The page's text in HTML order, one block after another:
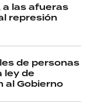
a las afueras
represión
de personas
ley de
al Gobierno